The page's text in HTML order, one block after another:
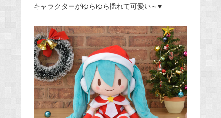
キャラクターがゆらゆら揺れて可愛い～♥